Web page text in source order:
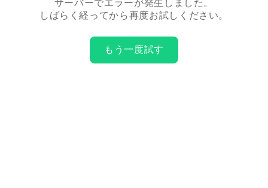
サーバーでエラーが発生しました。
しばらく経ってから再度お試しください。
もう一度試す